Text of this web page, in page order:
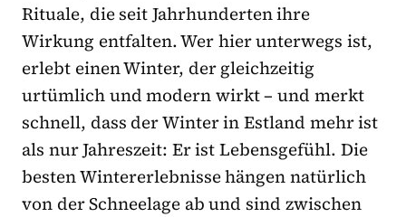
Rituale, die seit Jahrhunderten ihre
Wirkung entfalten. Wer hier unterwegs ist,
erlebt einen Winter, der gleichzeitig
urtümlich und modern wirkt – und merkt
schnell, dass der Winter in Estland mehr ist
als nur Jahreszeit: Er ist Lebensgefühl. Die
besten Wintererlebnisse hängen natürlich
von der Schneelage ab und sind zwischen